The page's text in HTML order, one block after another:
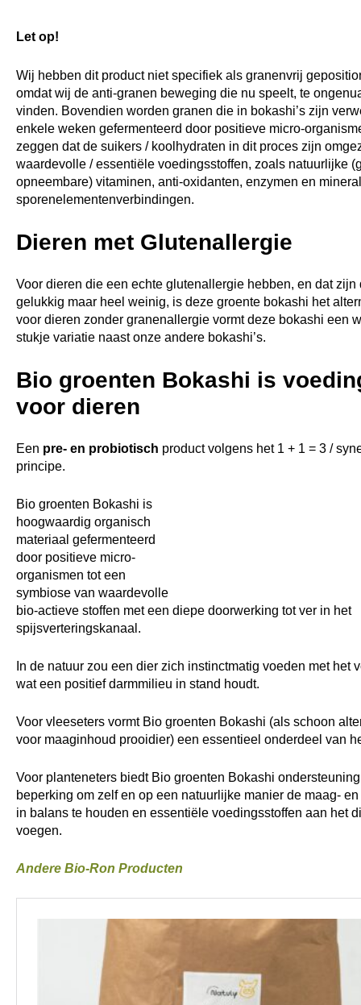
Let op!
Wij hebben dit product niet specifiek als granenvrij
omdat wij de anti-granen beweging die nu speelt, te
vinden. Bovendien worden granen die in bokashi’s zijn
enkele weken gefermenteerd door positieve micro-
zeggen dat de suikers / koolhydraten in dit proces zijn
waardevolle / essentiële voedingsstoffen, zoals natuurlijke
opneembare) vitaminen, anti-oxidanten, enzymen en
sporenelementenverbindingen.
Dieren met Glutenallergie
Voor dieren die een echte glutenallergie hebben, en dat zijn
gelukkig maar heel weinig, is deze groente bokashi het
voor dieren zonder granenallergie vormt deze bokashi een
stukje variatie naast onze andere bokashi’s.
Bio groenten Bokashi is
voor dieren
Een pre- en probiotisch product volgens het 1 + 1 = 3 /
principe.
Bio groenten Bokashi is
hoogwaardig organisch
materiaal gefermenteerd
door positieve micro-
organismen tot een
symbiose van waardevolle
bio-actieve stoffen met een diepe doorwerking tot ver in het
spijsverteringskanaal.
In de natuur zou een dier zich instinctmatig voeden met het
wat een positief darmmilieu in stand houdt.
Voor vleeseters vormt Bio groenten Bokashi (als schoon
voor maaginhoud prooidier) een essentieel onderdeel van
Voor planteneters biedt Bio groenten Bokashi
beperking om zelf en op een natuurlijke manier de maag-
in balans te houden en essentiële voedingsstoffen aan het
voegen.
Andere Bio-Ron Producten